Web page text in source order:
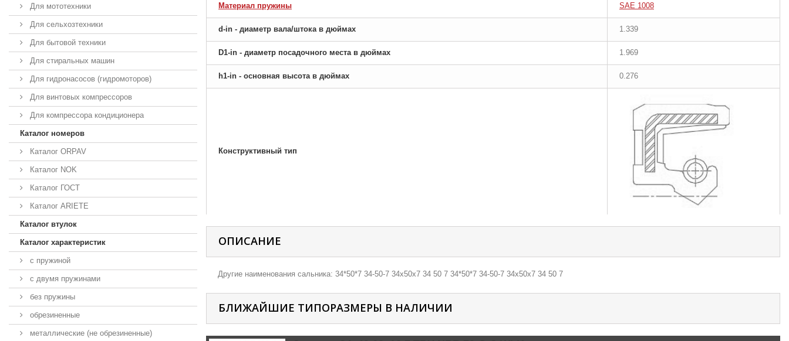
Для мототехники
Для сельхозтехники
Для бытовой техники
Для стиральных машин
Для гидронасосов (гидромоторов)
Для винтовых компрессоров
Для компрессора кондиционера
Каталог номеров
Каталог ORPAV
Каталог NOK
Каталог ГОСТ
Каталог ARIETE
Каталог втулок
Каталог характеристик
с пружиной
с двумя пружинами
без пружины
обрезиненные
металлические (не обрезиненные)
Материал пружины SAE 1008
d-in - диаметр вала/штока в дюймах 1.339
D1-in - диаметр посадочного места в дюймах 1.969
h1-in - основная высота в дюймах 0.276
Конструктивный тип
ОПИСАНИЕ
Другие наименования сальника: 34*50*7 34-50-7 34х50х7 34 50 7 34*50*7 34-50-7 34х50х7 34 50 7
БЛИЖАЙШИЕ ТИПОРАЗМЕРЫ В НАЛИЧИИ